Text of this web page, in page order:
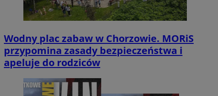
Wodny plac zabaw w Chorzowie. MORiS
przypomina zasady bezpieczeństwa i
apeluje do rodziców